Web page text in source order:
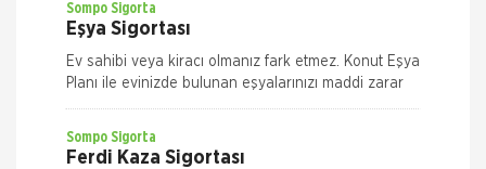
Sompo Sigorta
Eşya Sigortası
Ev sahibi veya kiracı olmanız fark etmez. Konut Eşya
Planı ile evinizde bulunan eşyalarınızı maddi zarar
ve risklere karşı size en uygun plan alternatifini
Sompo Sigorta
Ferdi Kaza Sigortası